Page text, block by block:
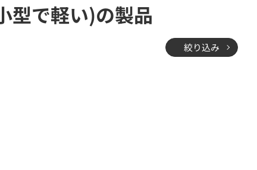
型で軽い)の製品
絞り込み